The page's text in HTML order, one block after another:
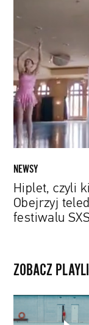
czyli
balet
spotyka
hip-
hop.
Obejrzyj
teledyskowy
dokument
z
festiwalu
NEWSY
Hiplet, czyli
Obejrzyj
festiwalu
ZOBACZ
Nagrody
Specjalne